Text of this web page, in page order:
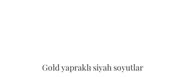
Gold yapraklı siyah soyutlar